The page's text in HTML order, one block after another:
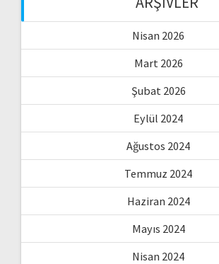
Nisan 2026
Mart 2026
Şubat 2026
Eylül 2024
Ağustos 2024
Temmuz 2024
Haziran 2024
Mayıs 2024
Nisan 2024